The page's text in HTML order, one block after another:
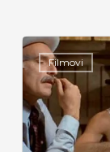
Filmovi